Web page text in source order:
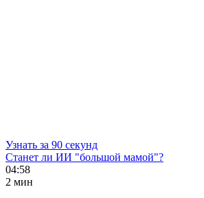
Узнать за 90 секунд
Станет ли ИИ "большой мамой"?
04:58
2 мин